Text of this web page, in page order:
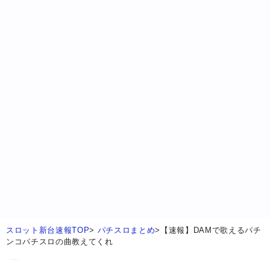
スロット新台速報TOP> パチスロまとめ>
【速報】DAMで歌えるパチ
ンコパチスロの曲教えてくれ